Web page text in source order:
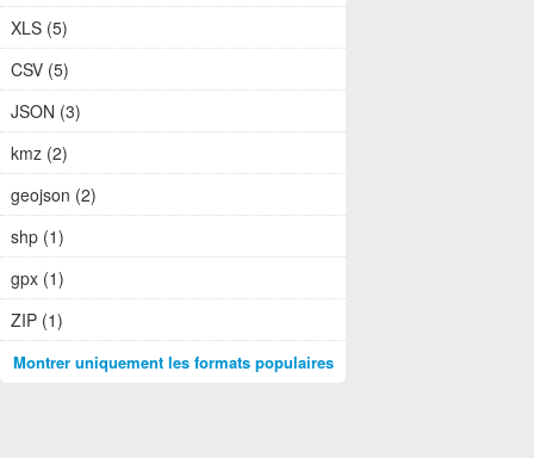
XLS (5)
CSV (5)
JSON (3)
kmz (2)
geojson (2)
shp (1)
gpx (1)
ZIP (1)
Montrer uniquement les formats populaires